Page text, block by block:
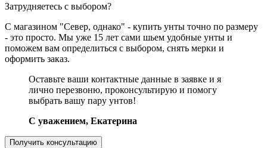
Затрудняетесь с выбором?
С магазином "Север, однако" - купить унты точно по размеру
- это просто. Мы уже 15 лет сами шьем удобные унты и
поможем вам определиться с выбором, снять мерки и
оформить заказ.
Оставьте ваши контактные данные в заявке и я
лично перезвоню, проконсультирую и помогу
выбрать вашу пару унтов!
C уважением, Екатерина
Получить консультацию